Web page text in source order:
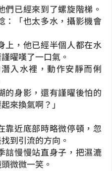
已經來到了螺旋階梯。
：「也太多水，攝影機會
，他已經半個人都在水
曜嘆了一口氣。
水裡，動作安靜而俐
身影，還有謹曜後怕的
來換氣啊？」
近底部時略微停頓，忽
到引流的方向。
慢慢站直身子，把濕漉
微微一笑。